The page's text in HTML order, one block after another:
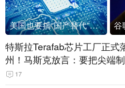
美国也要搞“国产替代”？先算清三笔账
特斯拉Terafab芯片工厂正式
州！马斯克放言：要把尖端
回美国
17